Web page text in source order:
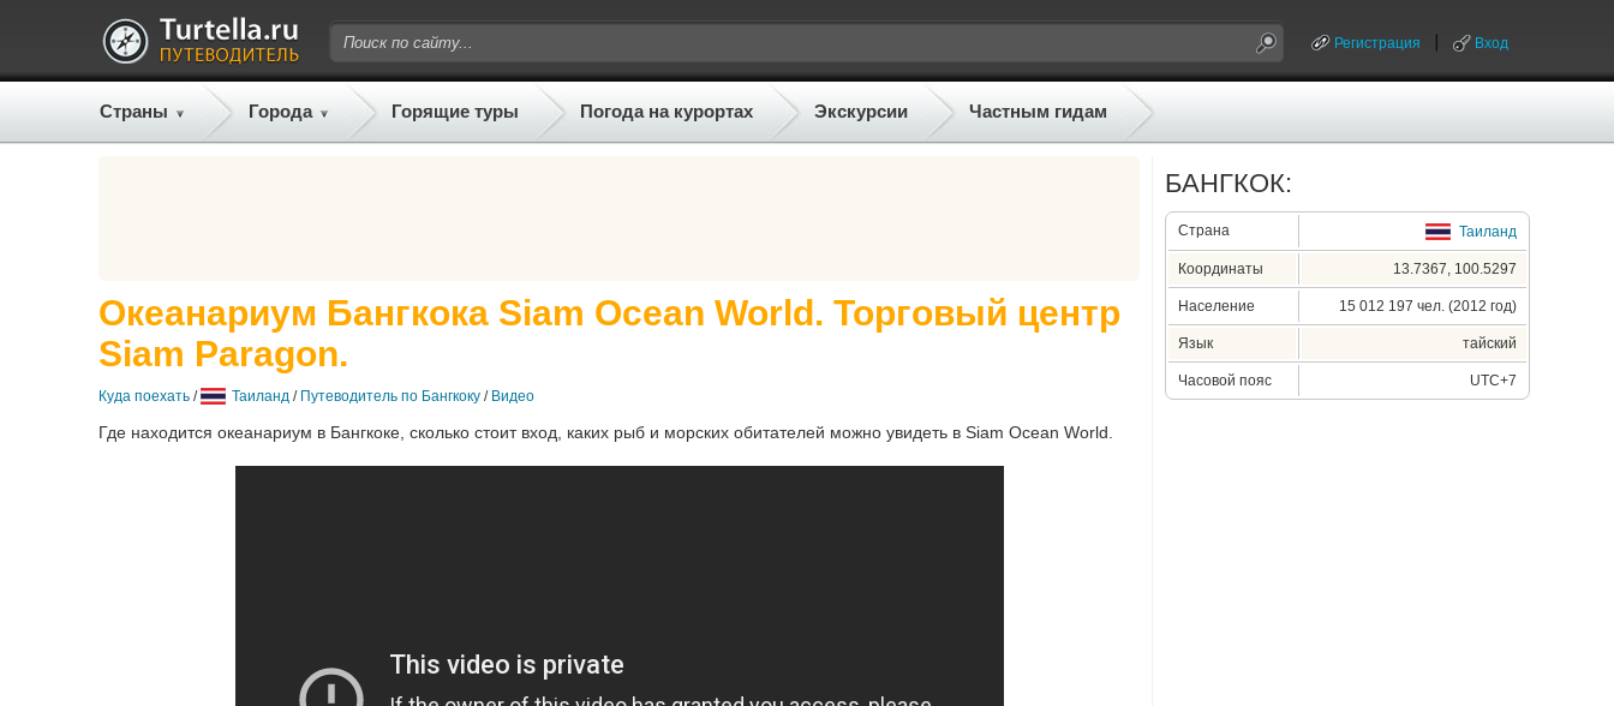
Регистрация Вход
Страны Города Горящие туры Погода на курортах Экскурсии Частным гидам
Океанариум Бангкока Siam Ocean World. Торговый центр
Siam Paragon.
Куда поехать / Таиланд / Путеводитель по Бангкоку / Видео
Где находится океанариум в Бангкоке, сколько стоит вход, каких рыб и морских обитателей можно увидеть в Siam Ocean World.
БАНГКОК:
Страна Таиланд
Координаты 13.7367, 100.5297
Население 15 012 197 чел. (2012 год)
Язык тайский
Часовой пояс UTC+7